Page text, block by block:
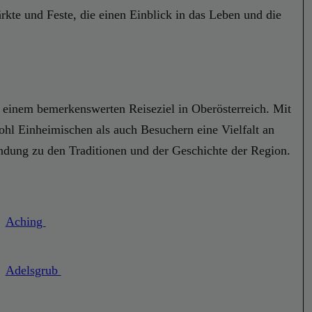
und Feste, die einen Einblick in das Leben und die
bemerkenswerten Reiseziel in Oberösterreich. Mit
Einheimischen als auch Besuchern eine Vielfalt an
zu den Traditionen und der Geschichte der Region.
Aching
Adelsgrub